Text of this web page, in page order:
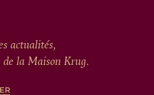
actualités,
de la Maison Krug.